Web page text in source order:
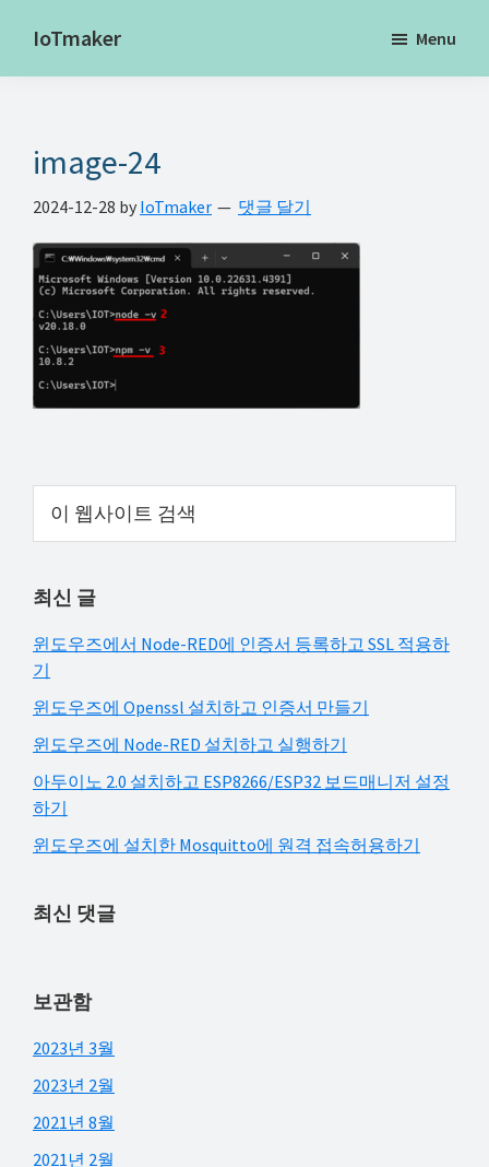
main
primary
footer
IoTmaker
터
대
한
모
든
것
여
해
결
셔
요!
Menu
image-24
2024-12-28 by IoTmaker 댓글 달기
Primary
Sidebar
트
색
최신 글
윈도우즈에서 Node-RED에 인증서 등록하고 SSL 적용하
기
윈도우즈에 Openssl 설치하고 인증서 만들기
윈도우즈에 Node-RED 설치하고 실행하기
아두이노 2.0 설치하고 ESP8266/ESP32 보드매니저 설정
하기
윈도우즈에 설치한 Mosquitto에 원격 접속허용하기
최신 댓글
보관함
2023년 3월
2023년 2월
2021년 8월
2021년 2월